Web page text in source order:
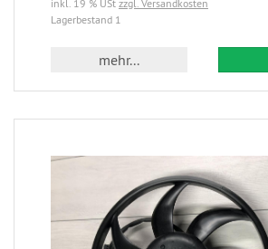
inkl. 19 % USt zzgl. Versandkosten
Lagerbestand 1
mehr...